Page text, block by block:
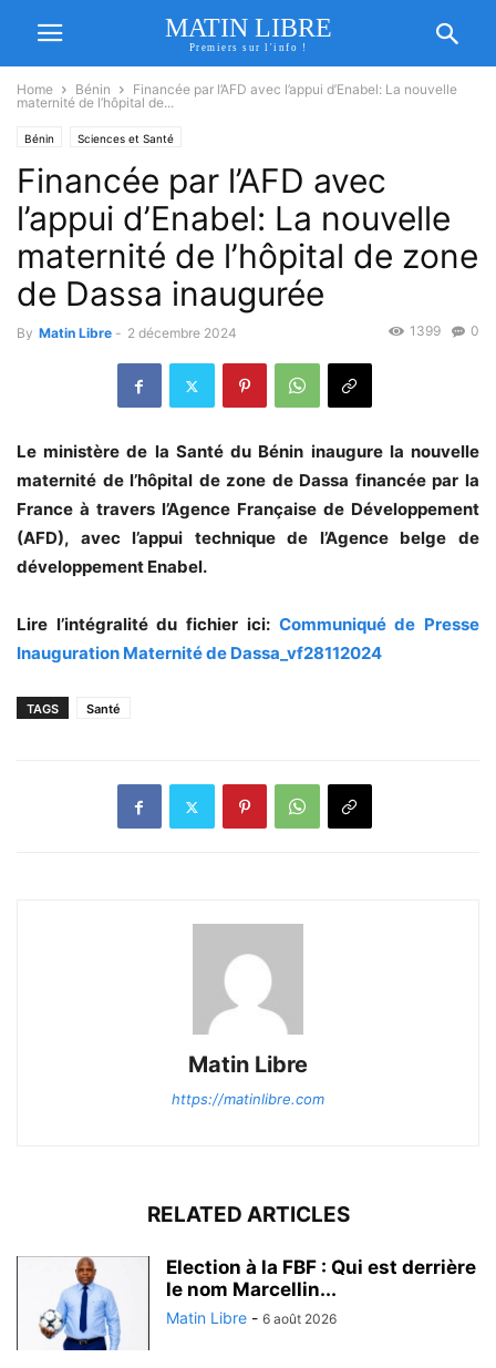
MATIN LIBRE
Premiers sur l'info !
Home Bénin
Financée par l’AFD avec l’appui d’Enabel: La nouvelle
maternité de l’hôpital de...
Bénin Sciences et Santé
Financée par l’AFD avec
l’appui d’Enabel: La nouvelle
maternité de l’hôpital de zone
de Dassa inaugurée
By Matin Libre - 2 décembre 2024 0
1399
Le ministère de la Santé du Bénin inaugure la nouvelle
maternité de l’hôpital de zone de Dassa financée par la
France à travers l’Agence Française de Développement
(AFD), avec l’appui technique de l’Agence belge de
développement Enabel.
Lire l’intégralité du fichier ici: Communiqué de Presse
Inauguration Maternité de Dassa_vf28112024
TAGS Santé
Matin Libre
https://matinlibre.com
RELATED ARTICLES
Election à la FBF : Qui est derrière
le nom Marcellin...
Matin Libre - 6 août 2026